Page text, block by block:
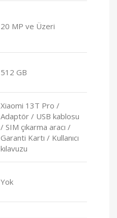
20 MP ve Üzeri
512 GB
Xiaomi 13T Pro /
Adaptör / USB kablosu
/ SIM çıkarma aracı /
Garanti Kartı / Kullanıcı
kılavuzu
Yok